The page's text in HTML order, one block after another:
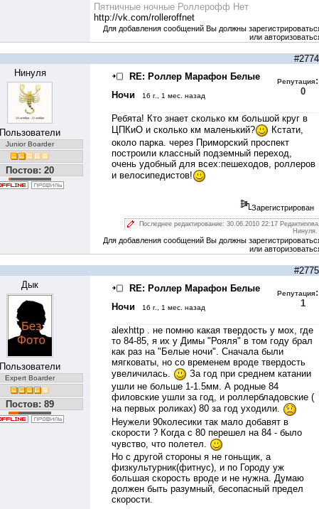
Пятничные ночные Роллерофф Нет
http://vk.com/rolleroffnet
Для добавления сообщений Вы должны
или
#2774
Нинуля
Пользователи
Junior Boarder
Постов: 20
RE: Роллер Марафон Белые
Ночи
16 г., 1 мес. назад
Репутация:
0
Ребята! Кто знает сколько км большой круг в
ЦПКиО и сколько км маленький?
Кстати,
около парка. через Приморский проспект
построили классный подземный переход,
очень удобный для всех:пешеходов, роллеров
и велосипедистов!
Зарегистрирован
Последнее редактирование: 30.06.2010 22:17
Нинуля.
Для добавления сообщений Вы должны
или
#2775
Дык
Пользователи
Expert Boarder
Постов: 89
RE: Роллер Марафон Белые
Ночи
16 г., 1 мес. назад
Репутация:
1
alexhttp . не помню какая твердость у мох, где
то 84-85, я их у Димы "Рояля" в том году брал
как раз на "Белые ночи". Сначала были
мягковаты, но со временем вроде твердость
увеличилась.
За год при среднем катании
ушли не больше 1-1.5мм. А родные 84
филовские ушли за год, и роллербладовские (
на первых роликах) 80 за год уходили.
Неужели 90колесики так мало добавят в
скорости ? Когда с 80 перешел на 84 - было
чувство, что полетел.
Но с другой стороны я не гоньщик, а
физкультурник(фитнус), и по Городу уж
большая скорость вроде и не нужна. Думаю
должен быть разумный, бесопасный предел
скорости.